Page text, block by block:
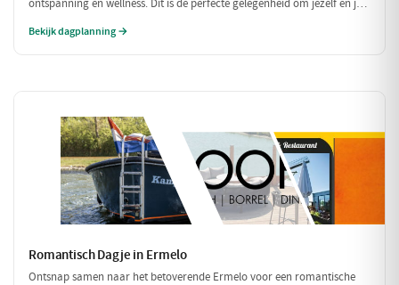
ontspanning en wellness. Dit is de perfecte gelegenheid om jezelf en je
Bekijk dagplanning →
Romantisch Dagje in Ermelo
Ontsnap samen naar het betoverende Ermelo voor een romantische